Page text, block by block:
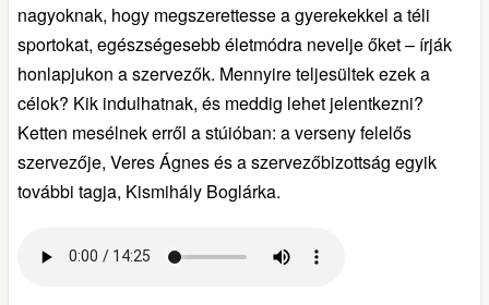
nagyoknak, hogy megszerettesse a gyerekekkel a téli
sportokat, egészségesebb életmódra nevelje őket – írják
honlapjukon a szervezők. Mennyire teljesültek ezek a
célok? Kik indulhatnak, és meddig lehet jelentkezni?
Ketten mesélnek erről a stúióban: a verseny felelős
szervezője, Veres Ágnes és a szervezőbizottság egyik
további tagja, Kismihály Boglárka.